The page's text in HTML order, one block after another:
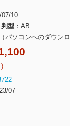
07/10
判型
AB
パソコンへのダウンロ
)
07